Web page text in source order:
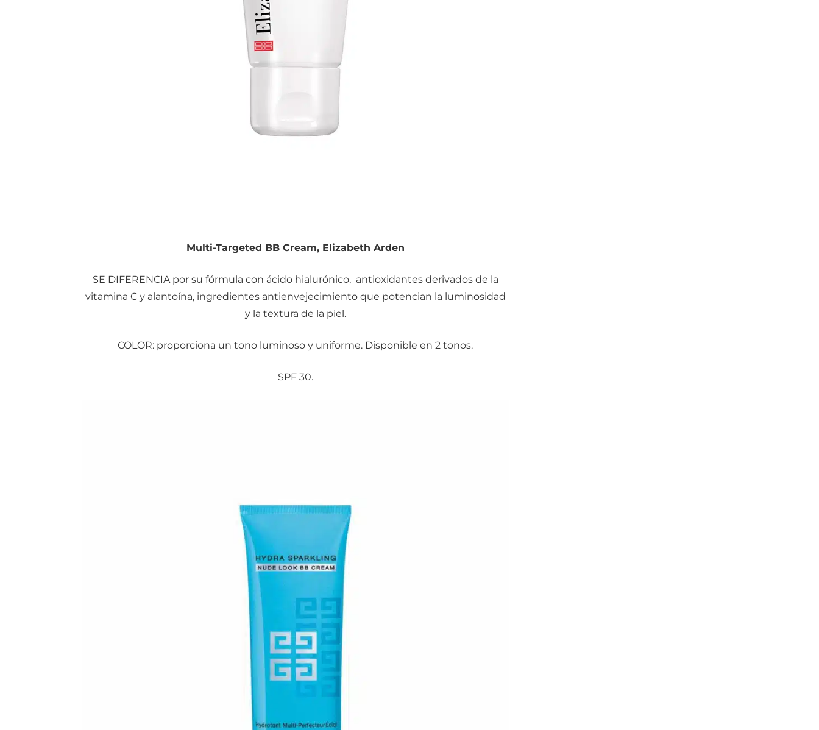
Multi-Targeted BB Cream, Elizabeth Arden
SE DIFERENCIA por su fórmula con ácido hialurónico, antioxidantes derivados de la
vitamina C y alantoína, ingredientes antienvejecimiento que potencian la luminosidad
y la textura de la piel.
COLOR: proporciona un tono luminoso y uniforme. Disponible en 2 tonos.
SPF 30.